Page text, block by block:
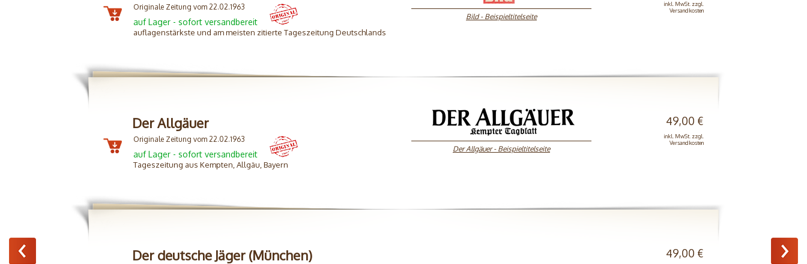
Bild - Beispieltitelseite
Originale Zeitung vom 22.02.1963
auf Lager - sofort versandbereit
inkl. MwSt. zzgl.
Versandkosten
auflagenstärkste und am meisten zitierte Tageszeitung Deutschlands
Der Allgäuer
Der Allgäuer - Beispieltitelseite
49,00 €
Originale Zeitung vom 22.02.1963
auf Lager - sofort versandbereit
inkl. MwSt. zzgl.
Versandkosten
Tageszeitung aus Kempten, Allgäu, Bayern
Der deutsche Jäger (München) 49,00 €